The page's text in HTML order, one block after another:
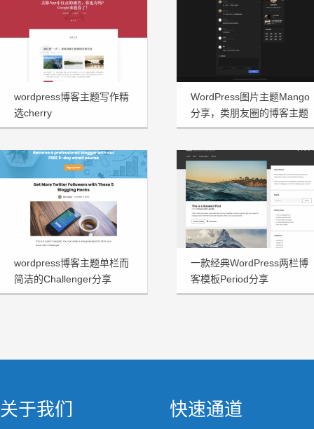
wordpress博客主题写作精
选cherry
WordPress图片主题Mango
分享，类朋友圈的博客主题
wordpress博客主题单栏而
简洁的Challenger分享
一款经典WordPress两栏博
客模板Period分享
关于我们 快速通道